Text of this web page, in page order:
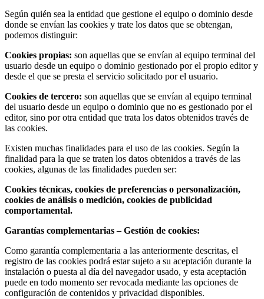
Según quién sea la entidad que gestione el equipo o dominio desde
donde se envían las cookies y trate los datos que se obtengan,
podemos distinguir:
Cookies propias: son aquellas que se envían al equipo terminal del
usuario desde un equipo o dominio gestionado por el propio editor y
desde el que se presta el servicio solicitado por el usuario.
Cookies de tercero: son aquellas que se envían al equipo terminal
del usuario desde un equipo o dominio que no es gestionado por el
editor, sino por otra entidad que trata los datos obtenidos través de
las cookies.
Existen muchas finalidades para el uso de las cookies. Según la
finalidad para la que se traten los datos obtenidos a través de las
cookies, algunas de las finalidades pueden ser:
Cookies técnicas, cookies de preferencias o personalización,
cookies de análisis o medición, cookies de publicidad
comportamental.
Garantías complementarias – Gestión de cookies:
Como garantía complementaria a las anteriormente descritas, el
registro de las cookies podrá estar sujeto a su aceptación durante la
instalación o puesta al día del navegador usado, y esta aceptación
puede en todo momento ser revocada mediante las opciones de
configuración de contenidos y privacidad disponibles.